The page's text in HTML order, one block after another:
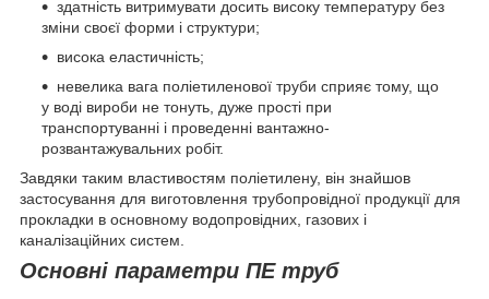
здатність витримувати досить високу температуру без
зміни своєї форми і структури;
висока еластичність;
невелика вага поліетиленової труби сприяє тому, що
у воді вироби не тонуть, дуже прості при
транспортуванні і проведенні вантажно-
розвантажувальних робіт.
Завдяки таким властивостям поліетилену, він знайшов
застосування для виготовлення трубопровідної продукції для
прокладки в основному водопровідних, газових і
каналізаційних систем.
Основні параметри ПЕ труб